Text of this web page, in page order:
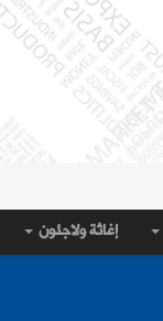
إغاثة ولاجئون